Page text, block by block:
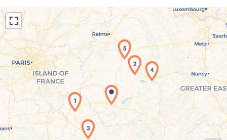
Chargement de la carte en cours...
1
2
3
4
5